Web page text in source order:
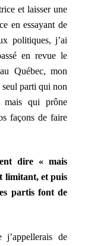
et laisser une
en essayant de
politiques, j’ai
en revue le
Québec, mon
seul parti qui non
mais qui prône
façons de faire
dire « mais
limitant, et puis
partis font de
de